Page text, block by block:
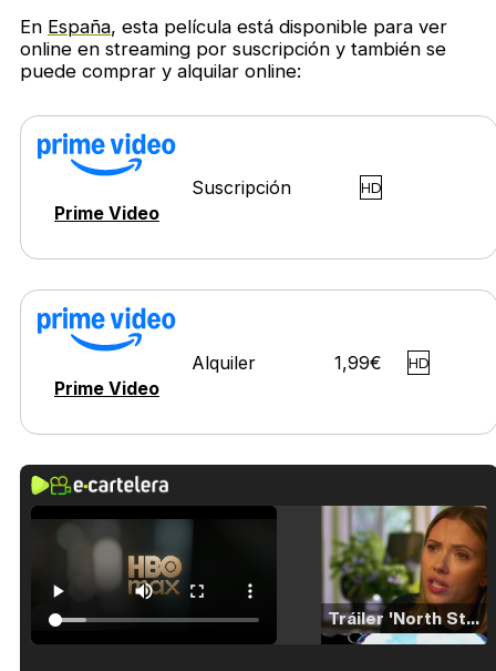
En España, esta película está disponible para ver
online en streaming por suscripción y también se
puede comprar y alquilar online:
Prime Video
Suscripción HD
Prime Video
Alquiler 1,99€ HD
Tráiler 'North Star' (2023)